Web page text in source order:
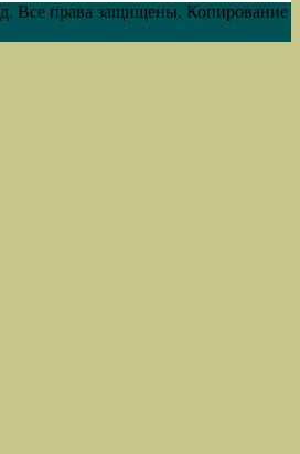
Все права защищены. Копирование